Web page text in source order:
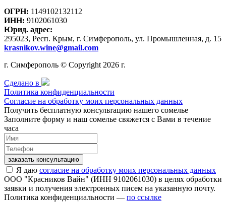
ОГРН: 1149102132112
ИНН: 9102061030
Юрид. адрес:
295023, Респ. Крым, г. Симферополь, ул. Промышленная, д. 15
krasnikov.wine@gmail.com
г. Симферополь © Copyright 2026 г.
Сделано в
Политика конфиденциальности
Согласие на обработку моих персональных данных
Получить бесплатную консультацию нашего сомелье
Заполните форму и наш сомелье свяжется с Вами в течение
часа
заказать консультацию
Я даю согласие на обработку моих персональных данных
ООО "Красников Вайн" (ИНН 9102061030) в целях обработки
заявки и получения электронных писем на указанную почту.
Политика конфиденциальности — по ссылке